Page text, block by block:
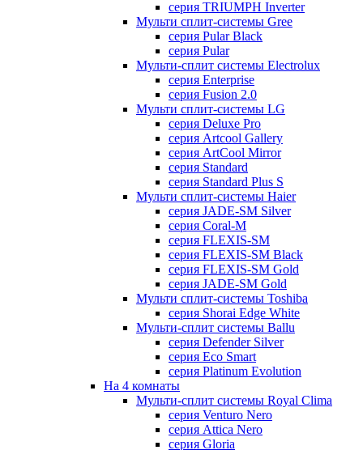
серия TRIUMPH Inverter
Мульти сплит-системы Gree
серия Pular Black
серия Pular
Мульти-сплит системы Electrolux
серия Enterprise
серия Fusion 2.0
Мульти сплит-системы LG
серия Deluxe Pro
серия Artcool Gallery
серия ArtCool Mirror
серия Standard
серия Standard Plus S
Мульти сплит-системы Haier
серия JADE-SM Silver
серия Coral-M
серия FLEXIS-SM
серия FLEXIS-SM Black
серия FLEXIS-SM Gold
серия JADE-SM Gold
Мульти сплит-системы Toshiba
серия Shorai Edge White
Мульти-сплит системы Ballu
серия Defender Silver
серия Eco Smart
серия Platinum Evolution
На 4 комнаты
Мульти-сплит системы Royal Clima
серия Venturo Nero
серия Attica Nero
серия Gloria